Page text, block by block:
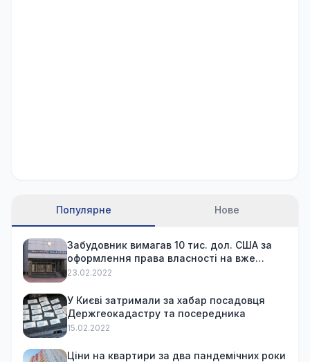
Популярне Нове
Забудовник вимагав 10 тис. дол. США за
оформлення права власності на вже
куплену квартиру
23.02.2022
У Києві затримали за хабар посадовця
Держгеокадастру та посередника
15.02.2022
Ціни на квартири за два пандемічних роки